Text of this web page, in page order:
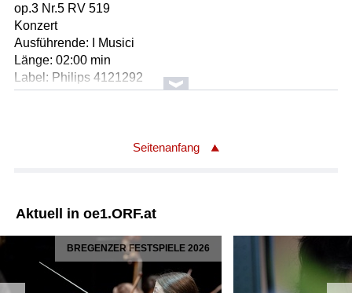
op.3 Nr.5 RV 519
Konzert
Ausführende: I Musici
Länge: 02:00 min
Label: Philips 4121292
Seitenanfang
Aktuell in oe1.ORF.at
BREGENZER FESTSPIELE 2026